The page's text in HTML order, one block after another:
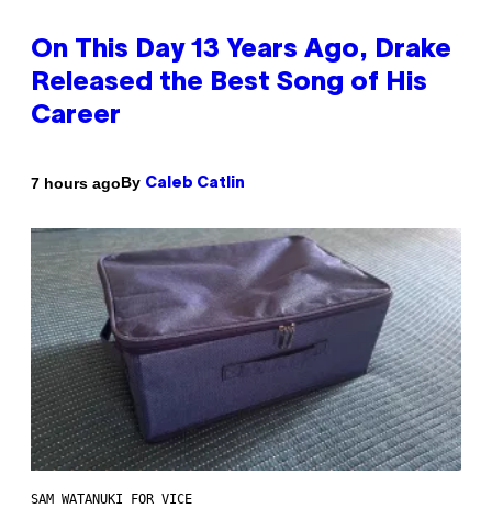
On This Day 13 Years Ago, Drake
Released the Best Song of His
Career
7 hours agoBy Caleb Catlin
SAM WATANUKI FOR VICE